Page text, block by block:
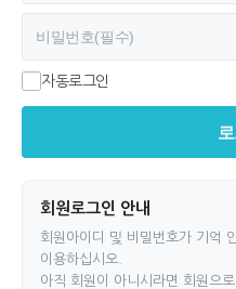
자동로그인
회원로그인 안내
회원아이디 및 비밀번호가 기억
이용하십시오.
아직 회원이 아니시라면 회원으